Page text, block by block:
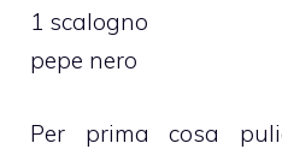
1 scalogno
pepe nero
Per prima cosa